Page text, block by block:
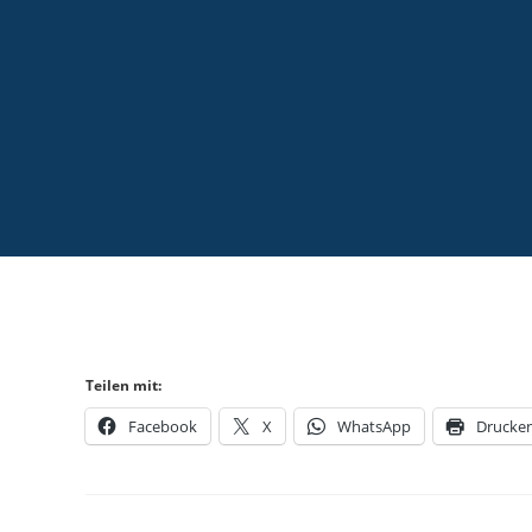
Teilen mit:
Facebook X WhatsApp